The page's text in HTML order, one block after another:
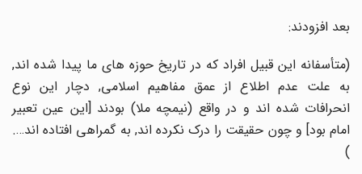
بعد افزودند:
(متأسفانه این قبیل افراد که در تاریخ حوزه هاى ما پیدا شده اند,
به علت عدم اطلاع از عمق مفاهیم اسلامى, دچار این نوع
انحرافات شده اند و در واقع (نیمچه ملا) بودند [این عین تعبیر
امام بود] و چون حقیقت را درک نکرده اند, به گمراهى افتاده اند….